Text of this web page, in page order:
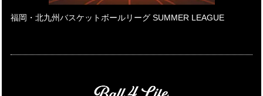
福岡・北九州バスケットボールリーグ SUMMER LEAGUE